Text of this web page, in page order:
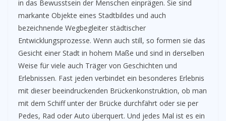
in das Bewusstsein der Menschen einprägen. Sie sind
markante Objekte eines Stadtbildes und auch
bezeichnende Wegbegleiter städtischer
Entwicklungsprozesse. Wenn auch still, so formen sie das
Gesicht einer Stadt in hohem Maße und sind in derselben
Weise für viele auch Träger von Geschichten und
Erlebnissen. Fast jeden verbindet ein besonderes Erlebnis
mit dieser beeindruckenden Brückenkonstruktion, ob man
mit dem Schiff unter der Brücke durchfährt oder sie per
Pedes, Rad oder Auto überquert. Und jedes Mal ist es ein